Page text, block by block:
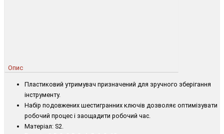
Опис
Пластиковий утримувач призначений для зручного зберігання
інструменту.
Набір подовжених шестигранних ключів дозволяє оптимізувати
робочий процес і заощадити робочий час.
Матеріал: S2.